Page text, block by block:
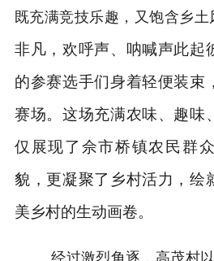
既充满竞技乐趣，又饱含乡土
非凡，欢呼声、呐喊声此起
的参赛选手们身着轻便装束
赛场。这场充满农味、趣味
仅展现了佘市桥镇农民群
貌，更凝聚了乡村活力，绘
美乡村的生动画卷。
经过激烈角逐，高茂村